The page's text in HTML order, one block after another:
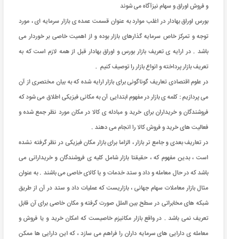
و فروش اوراق و سهام نیزآگاه می شوند
بورس اوراق بهادار در اغلب موارد به عنوان قسمت عمده ی بازار سرمایه ای ، مورد
توجه و تمرکز خاص سرمایه گذارهای بازار بوده و از اهمیت خاصی بر خوردار می
باشد . در ارایه ی تعریف بازار بورس و اوراق بهادار قبل از همه لازم است که به
تعریف بازار پرداخته و انواع بازار را توصیف کنیم .
در علوم اقتصادی تعاریف گوناگونی برای بازار ارایه شده که به بیان مختصری از آن
می پردازیم : کلمه ی بازار در مفهوم ابتدایی آن به مکانی فیزیکی اطلاق می شود که
فروشندگان و خریداران برای خرید و مبادله ی کالا در مکان مورد نظر جمع شده و
فعالیت های خرید و فروش کالا را انجام می دهند .
در تعاریف بعدی و جامع تر بازار ، الزاما برای بازار مکان فیزیکی در نظر گرفته نشده
است ، بدین مفهوم که ، حقیقتا بازار شامل کلیه ی فروشندگان و خریدارانی می
باشد که در حال معامله و داد و ستد خدمات و یا کالای خاصی می باشند . به عنوان
مثال بازار معاملات سهام جهانی ، بازاریست که عملیات داد و ستد در آن از طریق
شبکه های مخابراتی در سطح بین الملل صورت گرفته و مکان خاصی برای آن قابل
تعریف نمی باشد . در واقع بازار مکانیزم خاصیست که امکان خرید و یا فروش و
معامله ی دارایی های سرمایه داران را فراهم می سازد ، که این دارایی ها ممکن